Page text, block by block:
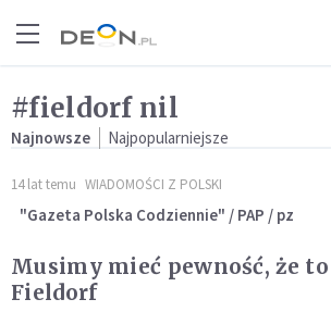
#fieldorf nil
Najnowsze Najpopularniejsze
14 lat temu WIADOMOŚCI Z POLSKI
"Gazeta Polska Codziennie" / PAP / pz
Musimy mieć pewność, że
Fieldorf